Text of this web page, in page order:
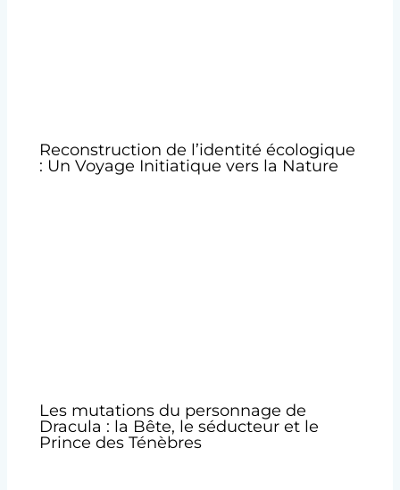
Reconstruction de l’identité écologique
: Un Voyage Initiatique vers la Nature
Les mutations du personnage de
Dracula : la Bête, le séducteur et le
Prince des Ténèbres